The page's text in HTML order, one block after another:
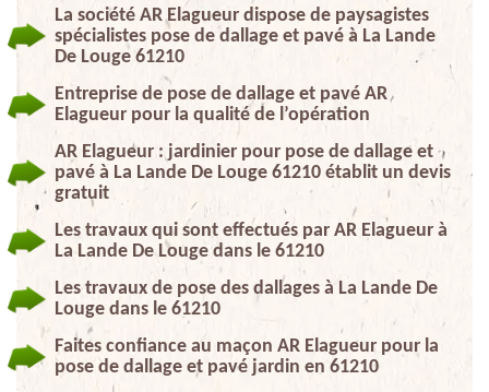
La société AR Elagueur dispose de paysagistes
spécialistes pose de dallage et pavé à La Lande
De Louge 61210
Entreprise de pose de dallage et pavé AR
Elagueur pour la qualité de l’opération
AR Elagueur : jardinier pour pose de dallage et
pavé à La Lande De Louge 61210 établit un devis
gratuit
Les travaux qui sont effectués par AR Elagueur à
La Lande De Louge dans le 61210
Les travaux de pose des dallages à La Lande De
Louge dans le 61210
Faites confiance au maçon AR Elagueur pour la
pose de dallage et pavé jardin en 61210